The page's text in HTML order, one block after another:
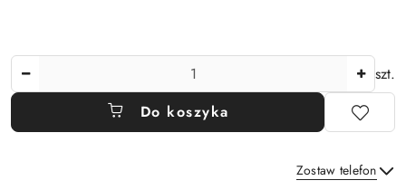
szt.
Do koszyka
Zostaw telefon